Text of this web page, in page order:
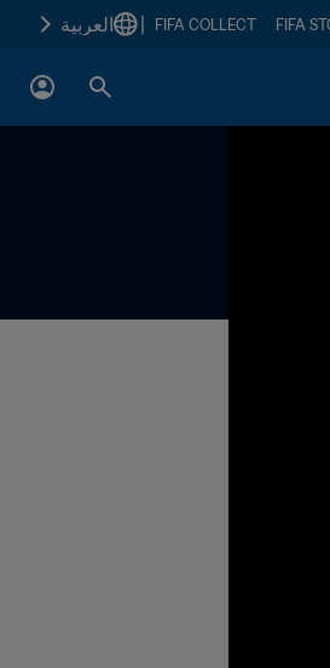
FIFA
FIFA COLLECT العربية